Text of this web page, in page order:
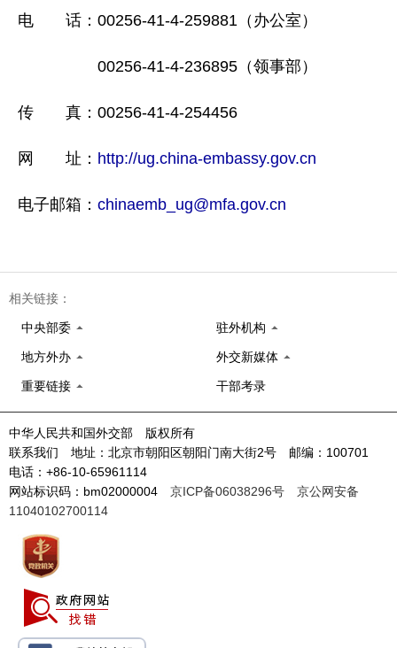
电 话：00256-41-4-259881（办公室）
00256-41-4-236895（领事部）
传 真：00256-41-4-254456
网 址： http://ug.china-embassy.gov.cn
电子邮箱： chinaemb_ug@mfa.gov.cn
相关链接：
中央部委 驻外机构
地方外办 外交新媒体
重要链接 干部考录
中华人民共和国外交部 版权所有
联系我们 地址：北京市朝阳区朝阳门南大街2号 邮编：100701
电话：+86-10-65961114
网站标识码：bm02000004 京ICP备06038296号
京公网安备
11040102700114